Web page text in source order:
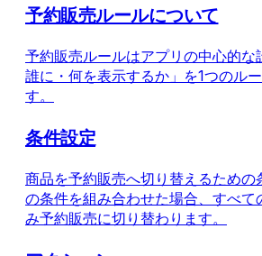
予約販売ルールについて
予約販売ルールはアプリの中心的
誰に・何を表示するか」を1つのル
す。
条件設定
商品を予約販売へ切り替えるため
の条件を組み合わせた場合、すべ
み予約販売に切り替わります。